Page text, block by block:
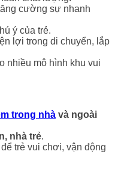
cường sự nhanh
ý của trẻ.
lợi trong di chuyển, lắp
nhiều mô hình khu vui
trong nhà và ngoài
nhà trẻ.
để trẻ vui chơi, vận động